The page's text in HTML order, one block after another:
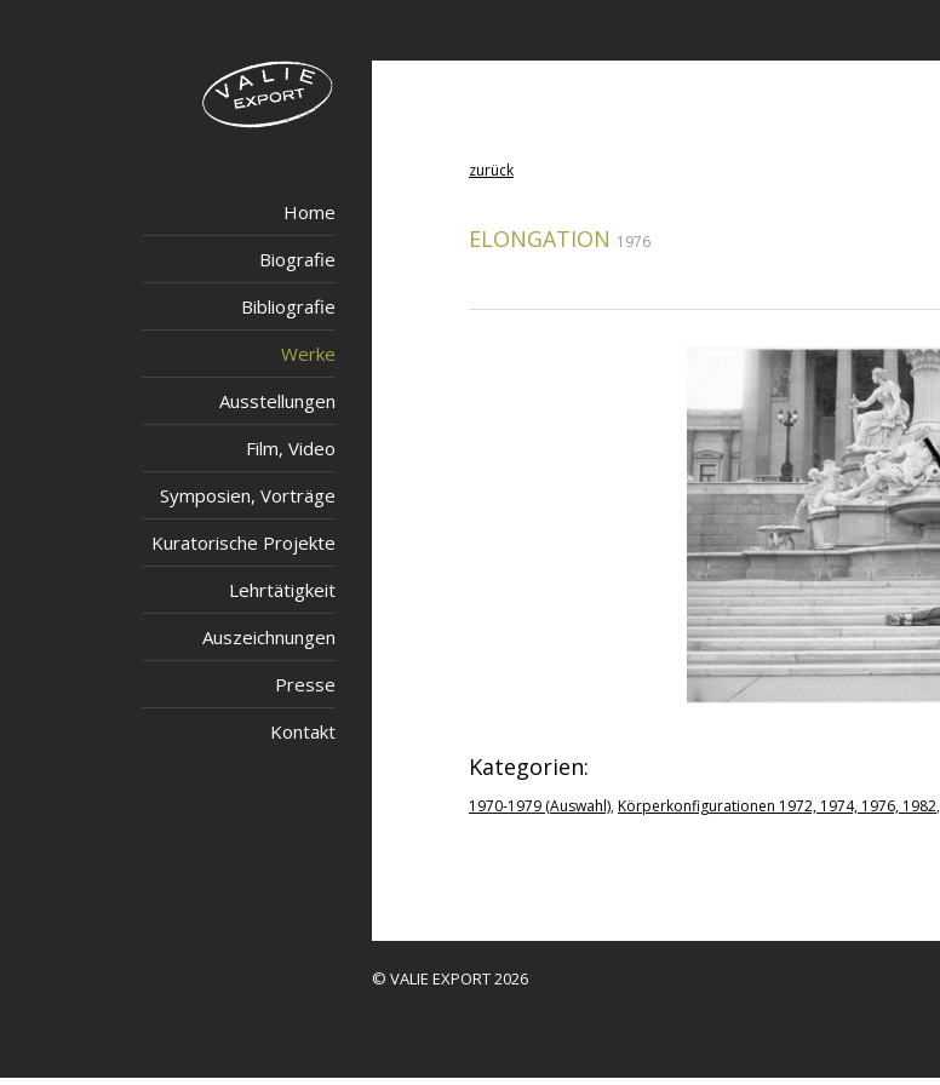
Home
Biografie
Bibliografie
Werke
Ausstellungen
Film, Video
Symposien, Vorträge
Kuratorische Projekte
Lehrtätigkeit
Auszeichnungen
Presse
Kontakt
zurück
ELONGATION 1976
Kategorien:
1970-1979 (Auswahl), Körperkonfigurationen 1972, 1974, 1976, 1982,
© VALIE EXPORT 2026